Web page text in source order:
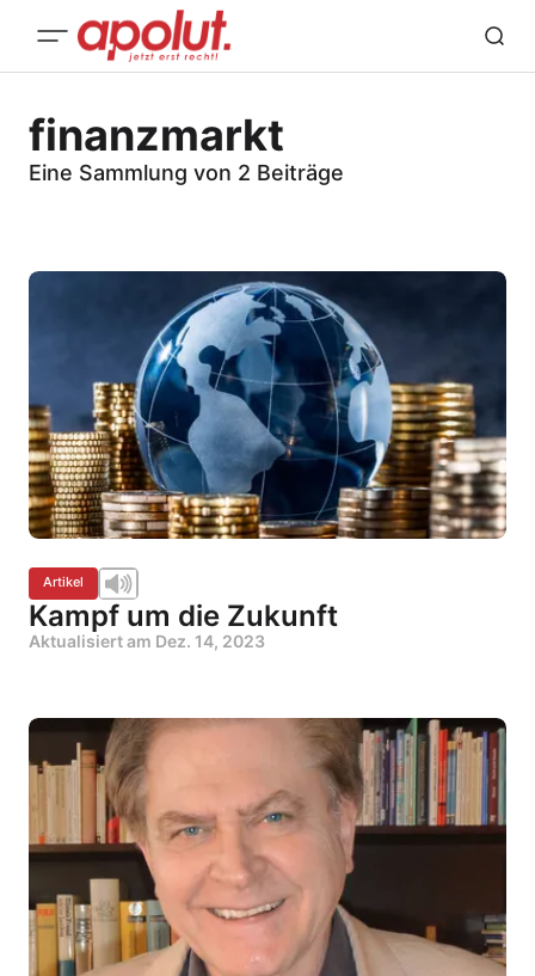
finanzmarkt
Eine Sammlung von 2 Beiträge
Artikel
Kampf um die Zukunft
Aktualisiert am Dez. 14, 2023